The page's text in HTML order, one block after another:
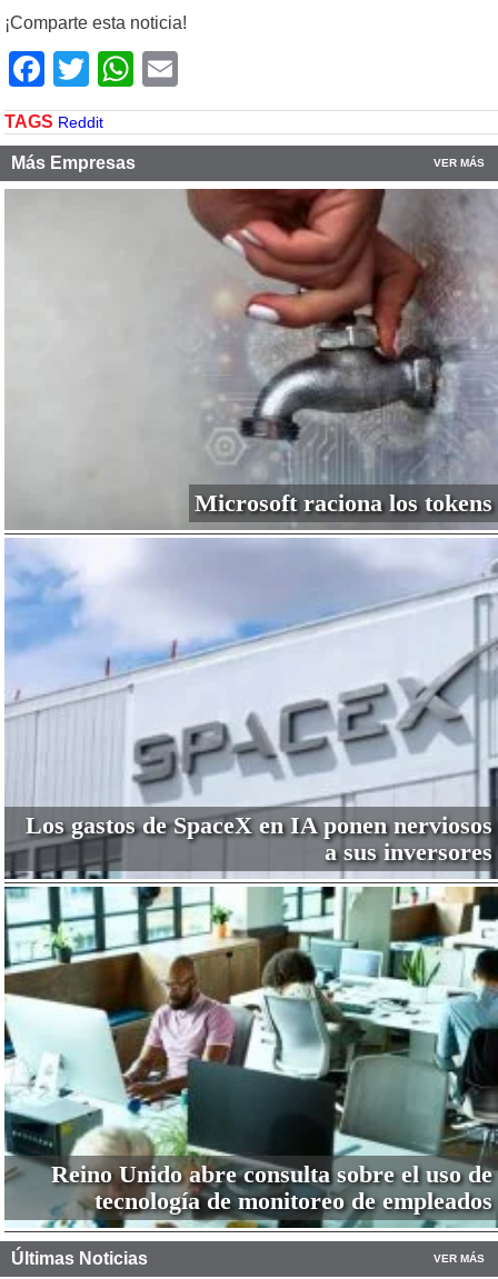
¡Comparte esta noticia!
Facebook
TwitterWhatsApp
TAGS Reddit
Más Empresas VER MÁS
Microsoft raciona los tokens
Los gastos de SpaceX en IA ponen nerviosos
a sus inversores
Reino Unido abre consulta sobre el uso de
tecnología de monitoreo de empleados
Últimas Noticias VER MÁS